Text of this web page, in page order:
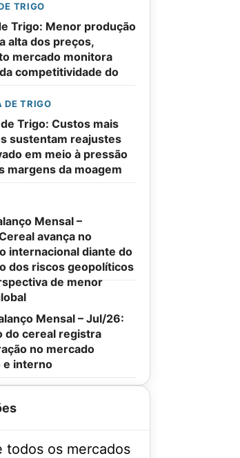
TRIGO
Trigo: Menor produção
alta dos preços,
mercado monitora
competitividade do
DE TRIGO
Trigo: Custos mais
sustentam reajustes
em meio à pressão
margens da moagem
Mensal –
avança no
internacional diante do
dos riscos geopolíticos
de menor
Mensal – Jul/26:
do cereal registra
no mercado
e interno
todos os mercados